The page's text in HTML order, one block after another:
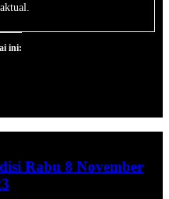
ini:
Rabu 8 November